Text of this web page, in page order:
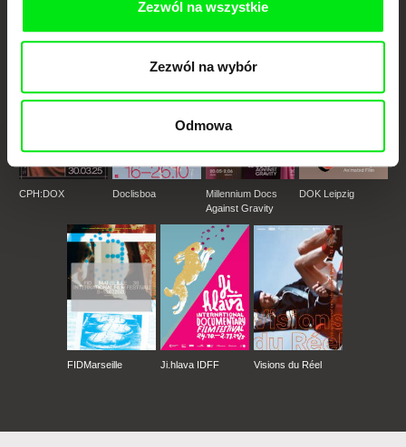
Zezwól na wszystkie
Zezwól na wybór
Odmowa
Członkowie Doc Alliance
CPH:DOX Doclisboa
Millennium Docs
Against Gravity
DOK Leipzig
FIDMarseille Ji.hlava IDFF Visions du Réel